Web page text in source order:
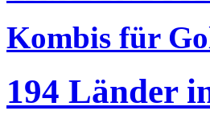
Kombis für
194 Länder